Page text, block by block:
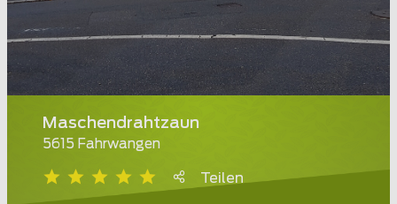
Maschendrahtzaun
5615 Fahrwangen
Teilen